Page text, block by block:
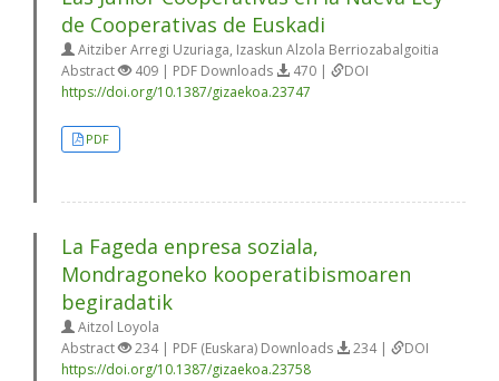
de Cooperativas de Euskadi
Aitziber Arregi Uzuriaga, Izaskun Alzola Berriozabalgoitia
Abstract
409 | PDF Downloads 470 |
DOI
https://doi.org/10.1387/gizaekoa.23747
PDF
La Fageda enpresa soziala,
Mondragoneko kooperatibismoaren
begiradatik
Aitzol Loyola
Abstract
234 | PDF (Euskara) Downloads 234 |
DOI
https://doi.org/10.1387/gizaekoa.23758